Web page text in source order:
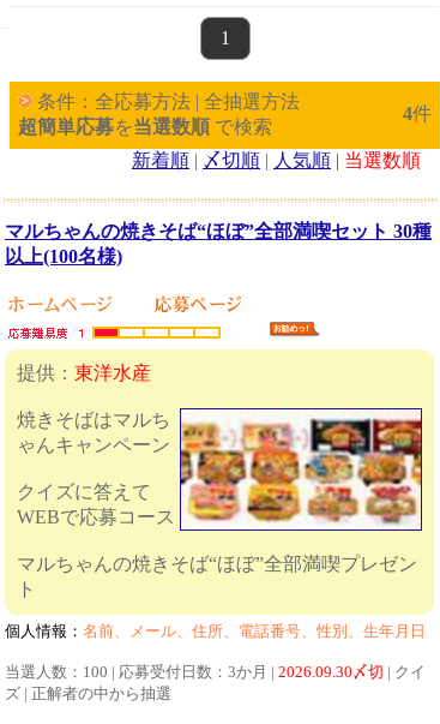
page
1
条件：全応募方法 | 全抽選方法
超簡単応募を当選数順 で検索
4件
新着順 | 〆切順 | 人気順 | 当選数順
マルちゃんの焼きそば“ほぼ”全部満喫セット 30種
以上(100名様)
提供： 東洋水産
焼きそばはマルち
ゃんキャンペーン
クイズに答えて
WEBで応募コース
マルちゃんの焼きそば“ほぼ”全部満喫プレゼン
ト
個人情報： 名前、メール、住所、電話番号、性別、生年月日
当選人数：100 | 応募受付日数：3か月 | 2026.09.30〆切 | クイ
ズ | 正解者の中から抽選